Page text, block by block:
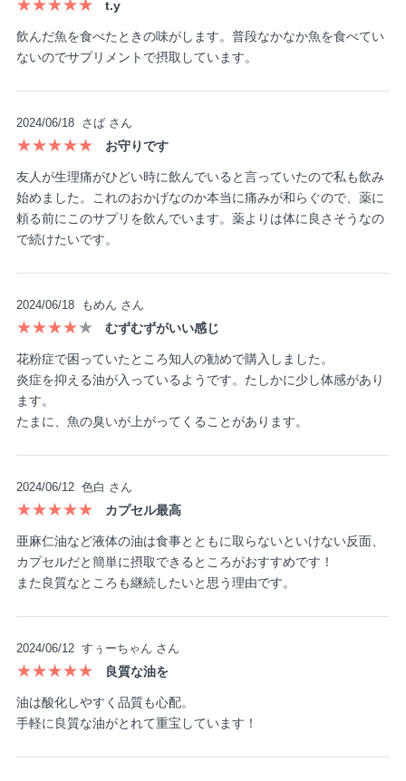
★★★★★ t.y
飲んだ魚を食べたときの味がします。普段なかなか魚を食べてい
ないのでサプリメントで摂取しています。
2024/06/18 さば さん
★★★★★ お守りです
友人が生理痛がひどい時に飲んでいると言っていたので私も飲み
始めました。これのおかげなのか本当に痛みが和らぐので、薬に
頼る前にこのサプリを飲んでいます。薬よりは体に良さそうなの
で続けたいです。
2024/06/18 もめん さん
★★★★★ むずむずがいい感じ
花粉症で困っていたところ知人の勧めで購入しました。
炎症を抑える油が入っているようです。たしかに少し体感があり
ます。
たまに、魚の臭いが上がってくることがあります。
2024/06/12 色白 さん
★★★★★ カプセル最高
亜麻仁油など液体の油は食事とともに取らないといけない反面、
カプセルだと簡単に摂取できるところがおすすめです！
また良質なところも継続したいと思う理由です。
2024/06/12 すぅーちゃん さん
★★★★★ 良質な油を
油は酸化しやすく品質も心配。
手軽に良質な油がとれて重宝しています！